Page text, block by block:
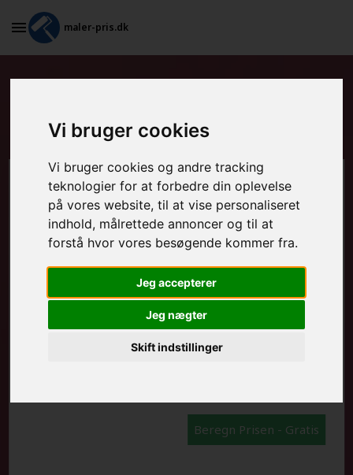
Vi bruger cookies
Vi bruger cookies og andre tracking
teknologier for at forbedre din oplevelse
på vores website, til at vise personaliseret
indhold, målrettede annoncer og til at
forstå hvor vores besøgende kommer fra.
Jeg accepterer
Jeg nægter
Skift indstillinger
maler-pris.dk
møbler i Ebeltoft
Beregn prisen her
MALEROPGAVER - INDVENDIGT:
MALEROPGAVER - UDVENDIGT:
FRAFLYTNINGSPAKKE:
Beregn Prisen - Gratis